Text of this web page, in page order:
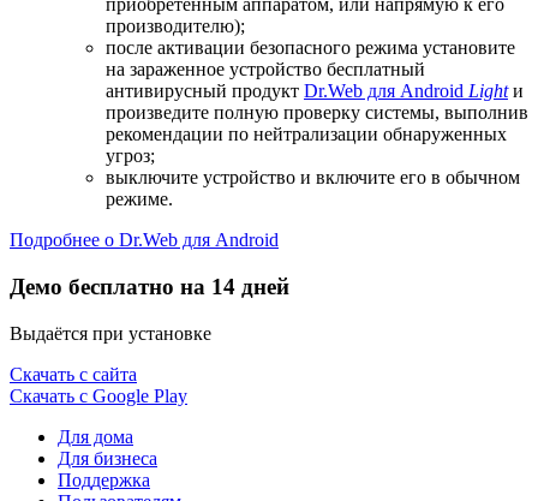
приобретенным аппаратом, или напрямую к его
производителю);
после активации безопасного режима установите
на зараженное устройство бесплатный
антивирусный продукт Dr.Web для Android Lightи
произведите полную проверку системы, выполнив
рекомендации по нейтрализации обнаруженных
угроз;
выключите устройство и включите его в обычном
режиме.
Подробнее о Dr.Web для Android
Демо бесплатно на 14 дней
Выдаётся при установке
Скачать с сайта
Скачать с Google Play
Для дома
Для бизнеса
Поддержка